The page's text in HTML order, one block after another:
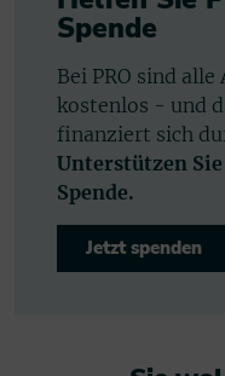
Spende
Bei PRO sind
kostenlos - und
finanziert sich
Unterstützen
Spende.
Jetzt spenden